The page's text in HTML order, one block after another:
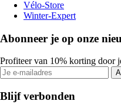
Vélo-Store
Winter-Expert
Abonneer je op onze
Profiteer van 10% korting door
Blijf verbonden